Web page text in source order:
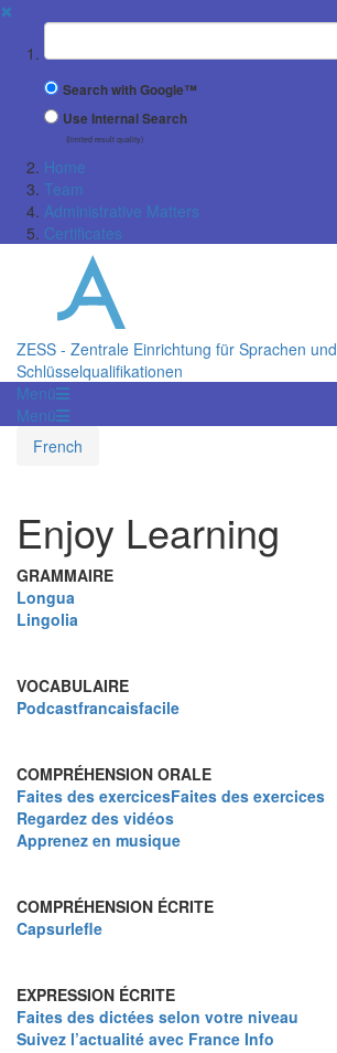
✖
Suchbegriff
Search with Google™
Use Internal Search
(limited result quality)
Home
Team
Administrative Matters
Certificates
ZESS - Zentrale Einrichtung für Sprachen und
Schlüsselqualifikationen
Menü
Menü
French
Enjoy Learning
GRAMMAIRE
Longua
Lingolia
VOCABULAIRE
Podcastfrancaisfacile
COMPRÉHENSION ORALE
Faites des exercicesFaites des exercices
Regardez des vidéos
Apprenez en musique
COMPRÉHENSION ÉCRITE
Capsurlefle
EXPRESSION ÉCRITE
Faites des dictées selon votre niveau
Suivez l’actualité avec France Info